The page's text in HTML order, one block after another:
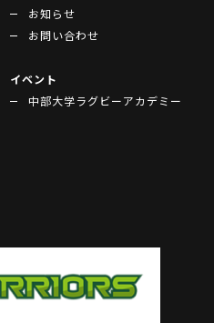
お知らせ
お問い合わせ
イベント
中部大学ラグビーアカデミー